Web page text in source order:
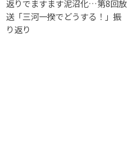
返りでますます泥沼化…第8回放
送「三河一揆でどうする！」振
り返り